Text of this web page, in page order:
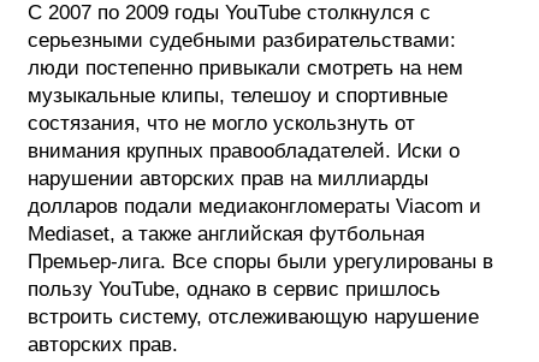
С 2007 по 2009 годы YouTube столкнулся с
серьезными судебными разбирательствами:
люди постепенно привыкали смотреть на нем
музыкальные клипы, телешоу и спортивные
состязания, что не могло ускользнуть от
внимания крупных правообладателей. Иски о
нарушении авторских прав на миллиарды
долларов подали медиаконгломераты Viacom и
Mediaset, а также английская футбольная
Премьер-лига. Все споры были урегулированы в
пользу YouTube, однако в сервис пришлось
встроить систему, отслеживающую нарушение
авторских прав.